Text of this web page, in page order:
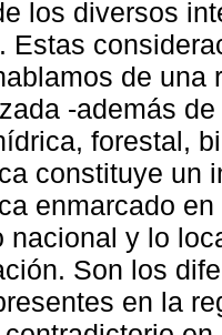
los diversos
Estas
de una
-además
forestal,
constituye un
enmarcado
nacional y lo
Son los
en la